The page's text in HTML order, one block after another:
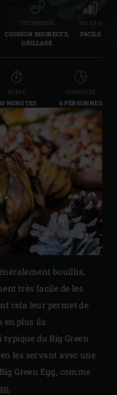
TECHNIQUE
CUISSON INDIRECTE,
GRILLADE
NIVEAU
FACILE
TOTAL
MINUTES
QUANTITÉ
6 PERSONNES
bouillis,
très facile de les
cela leur permet de
en plus ils
du Big Green
les servant avec une
Green Egg, comme
.